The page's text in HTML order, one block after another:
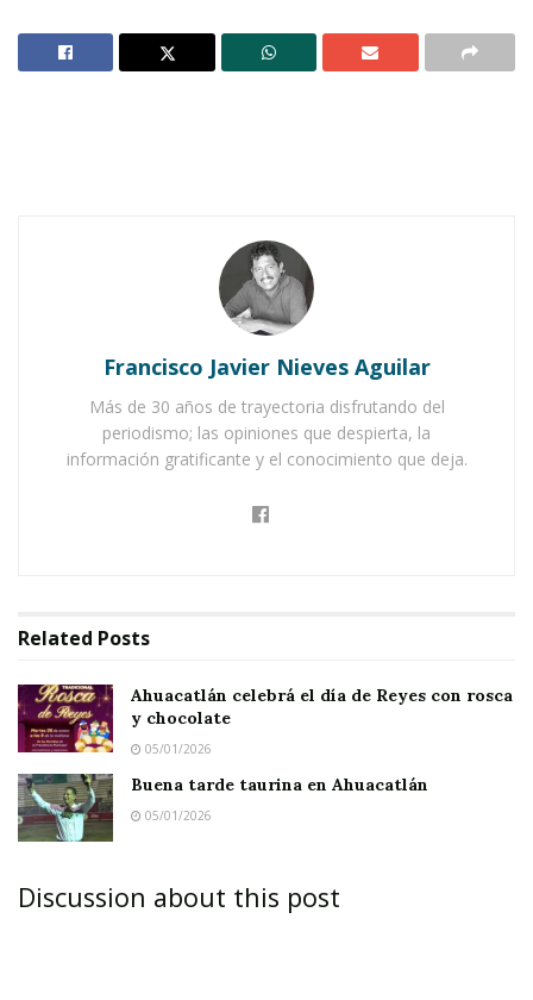
chocolate
Buena tarde taurina en Ahuacatlán
facilidad y pronuncia muchas frases propias de
observo su inocente sonrisa.
El pasado jueves su mamá me envió una imagen
manera cómo reparé en la fecha, es decir, en el
Francisco Javier Nieves Aguilar
Más de 30 años de trayectoria disfrutando del
periodismo; las opiniones que despierta, la
información gratificante y el conocimiento que deja.
Related Posts
Ahuacatlán celebrá el día de Reyes con rosca
y chocolate
05/01/2026
Buena tarde taurina en Ahuacatlán
05/01/2026
Discussion about this post